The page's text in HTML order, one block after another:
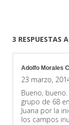
3 RESPUESTAS
Adolfo Morales
23 marzo,
Bueno,
grupo de 68
Juana por la
los campos